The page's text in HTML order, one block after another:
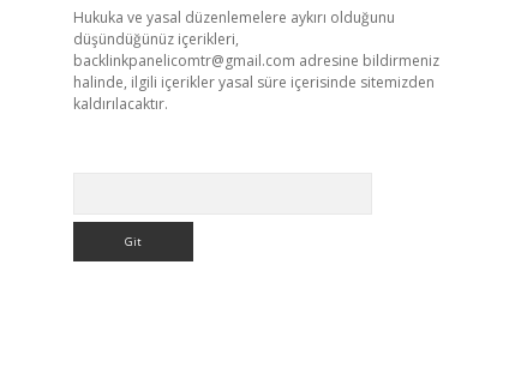
Hukuka ve yasal düzenlemelere aykırı olduğunu
düşündüğünüz içerikleri,
backlinkpanelicomtr@gmail.com adresine bildirmeniz
halinde, ilgili içerikler yasal süre içerisinde sitemizden
kaldırılacaktır.